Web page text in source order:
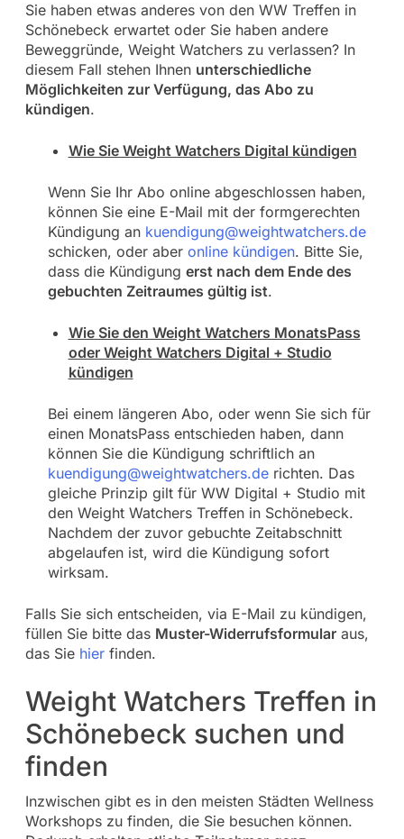
Sie haben etwas anderes von den WW Treffen in
Schönebeck erwartet oder Sie haben andere
Beweggründe, Weight Watchers zu verlassen? In
diesem Fall stehen Ihnen unterschiedliche
Möglichkeiten zur Verfügung, das Abo zu
kündigen.
Wie Sie Weight Watchers Digital kündigen
Wenn Sie Ihr Abo online abgeschlossen haben,
können Sie eine E-Mail mit der formgerechten
Kündigung an kuendigung@weightwatchers.de
schicken, oder aber online kündigen. Bitte Sie,
dass die Kündigung erst nach dem Ende des
gebuchten Zeitraumes gültig ist.
Wie Sie den Weight Watchers MonatsPass
oder Weight Watchers Digital + Studio
kündigen
Bei einem längeren Abo, oder wenn Sie sich für
einen MonatsPass entschieden haben, dann
können Sie die Kündigung schriftlich an
kuendigung@weightwatchers.derichten. Das
gleiche Prinzip gilt für WW Digital + Studio mit
den Weight Watchers Treffen in Schönebeck.
Nachdem der zuvor gebuchte Zeitabschnitt
abgelaufen ist, wird die Kündigung sofort
wirksam.
Falls Sie sich entscheiden, via E-Mail zu kündigen,
füllen Sie bitte das Muster-Widerrufsformularaus,
das Sie hierfinden.
Weight Watchers Treffen in
Schönebeck suchen und
finden
Inzwischen gibt es in den meisten Städten Wellness
Workshops zu finden, die Sie besuchen können.